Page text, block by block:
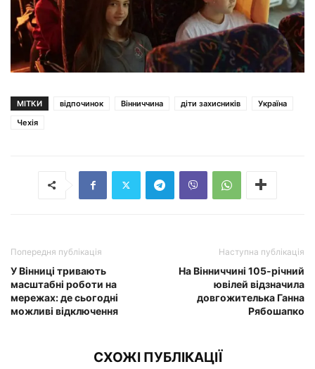
МІТКИ відпочинок Вінниччина діти захисників
Україна
Чехія
Попередня публікація
У Вінниці тривають
масштабні роботи на
мережах: де сьогодні
можливі відключення
Наступна публікація
На Вінниччині 105-річний
ювілей відзначила
довгожителька Ганна
Рябошапко
СХОЖІ ПУБЛІКАЦІЇ